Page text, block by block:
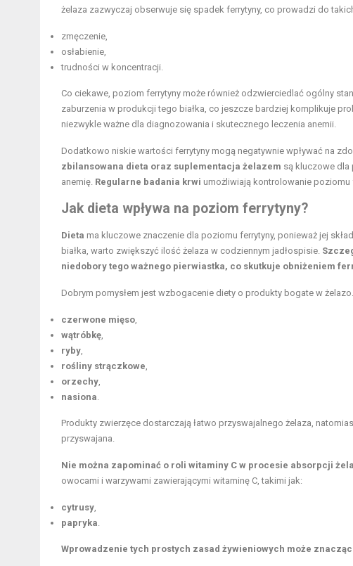
żelaza zazwyczaj obserwuje się spadek ferrytyny, co prowadzi do
zmęczenie,
osłabienie,
trudności w koncentracji.
Co ciekawe, poziom ferrytyny może również odzwierciedlać ogólny
zaburzenia w produkcji tego białka, co jeszcze bardziej komplikuje
niezwykle ważne dla diagnozowania i skutecznego leczenia anemii.
Dodatkowo niskie wartości ferrytyny mogą negatywnie wpływać na
zbilansowana dieta oraz suplementacja żelazem są kluczowe dla
anemię. Regularne badania krwi umożliwiają kontrolowanie
Jak dieta wpływa na poziom ferrytyny?
Dieta ma kluczowe znaczenie dla poziomu ferrytyny, ponieważ jej
białka, warto zwiększyć ilość żelaza w codziennym jadłospisie.
niedobory tego ważnego pierwiastka, co skutkuje obniżeniem
Dobrym pomysłem jest wzbogacenie diety o produkty bogate w
czerwone mięso
wątróbkę
ryby
rośliny strączkowe
orzechy
nasiona
Produkty zwierzęce dostarczają łatwo przyswajalnego żelaza,
przyswajana.
Nie można zapominać o roli witaminy C w procesie absorpcji
owocami i warzywami zawierającymi witaminę C, takimi jak:
cytrusy
papryka
Wprowadzenie tych prostych zasad żywieniowych może